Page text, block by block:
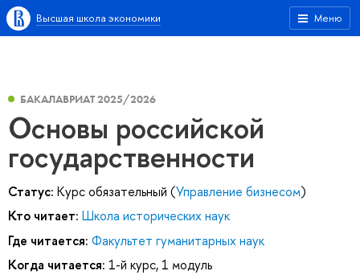
Меню
Высшая школа экономики
БАКАЛАВРИАТ 2025/2026
Основы российской
государственности
Статус: Курс обязательный (Управление бизнесом)
Кто читает: Школа исторических наук
Где читается: Факультет гуманитарных наук
Когда читается: 1-й курс, 1 модуль